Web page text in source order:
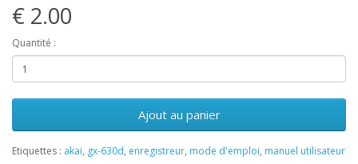
€ 2.00
Quantité :
Ajout au panier
Etiquettes : akai, gx-630d, enregistreur, mode d'emploi, manuel utilisateur